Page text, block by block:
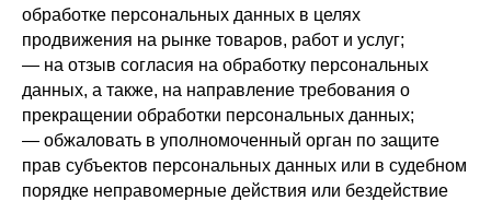
обработке персональных данных в целях
продвижения на рынке товаров, работ и услуг;
— на отзыв согласия на обработку персональных
данных, а также, на направление требования о
прекращении обработки персональных данных;
— обжаловать в уполномоченный орган по защите
прав субъектов персональных данных или в судебном
порядке неправомерные действия или бездействие